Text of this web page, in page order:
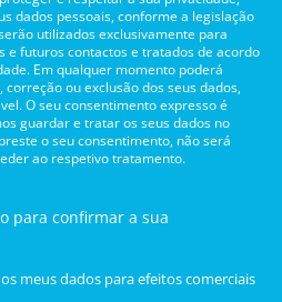
dados pessoais, conforme a legislação
utilizados exclusivamente para
e futuros contactos e tratados de acordo
Em qualquer momento poderá
ou exclusão dos seus dados,
O seu consentimento expresso é
guardar e tratar os seus dados no
o seu consentimento, não será
ao respetivo tratamento.
para confirmar a sua
meus dados para efeitos comerciais